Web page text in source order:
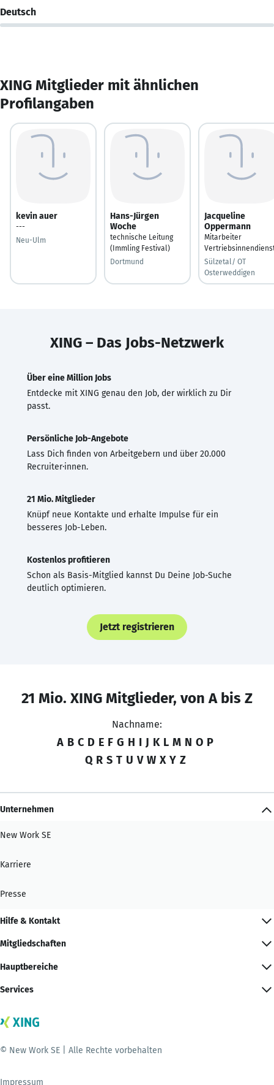
Deutsch
XING Mitglieder mit ähnlichen
Profilangaben
kevin auer
---
Neu-Ulm
Hans-Jürgen
Woche
technische Leitung
(Immling Festival)
Dortmund
Jacqueline
Oppermann
Mitarbeiter
Sülzetal/ OT
Osterweddigen
XING – Das Jobs-Netzwerk
Über eine Million Jobs
Entdecke mit XING genau den Job, der wirklich zu Dir
passt.
Persönliche Job-Angebote
Lass Dich finden von Arbeitgebern und über 20.000
Recruiter·innen.
21 Mio. Mitglieder
Knüpf neue Kontakte und erhalte Impulse für ein
besseres Job-Leben.
Kostenlos profitieren
Schon als Basis-Mitglied kannst Du Deine Job-Suche
deutlich optimieren.
Jetzt registrieren
21 Mio. XING Mitglieder, von A bis Z
Nachname:
A B C D E F G H I J K L M N O P
Q R S T U V W X Y Z
Unternehmen
New Work SE
Karriere
Presse
Hilfe & Kontakt
Mitgliedschaften
Hauptbereiche
Services
© New Work SE | Alle Rechte vorbehalten
Impressum